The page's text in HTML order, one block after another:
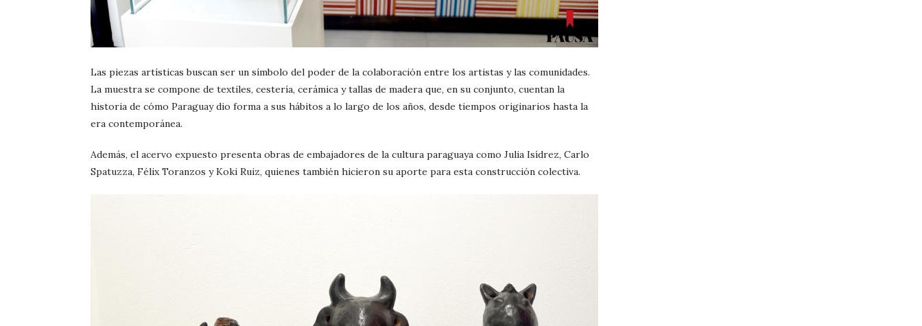
Las piezas artísticas buscan ser un símbolo del poder de la colaboración entre los artistas y las comunidades.
La muestra se compone de textiles, cestería, cerámica y tallas de madera que, en su conjunto, cuentan la
historia de cómo Paraguay dio forma a sus hábitos a lo largo de los años, desde tiempos originarios hasta la
era contemporánea.
Además, el acervo expuesto presenta obras de embajadores de la cultura paraguaya como Julia Isídrez, Carlo
Spatuzza, Félix Toranzos y Koki Ruiz, quienes también hicieron su aporte para esta construcción colectiva.